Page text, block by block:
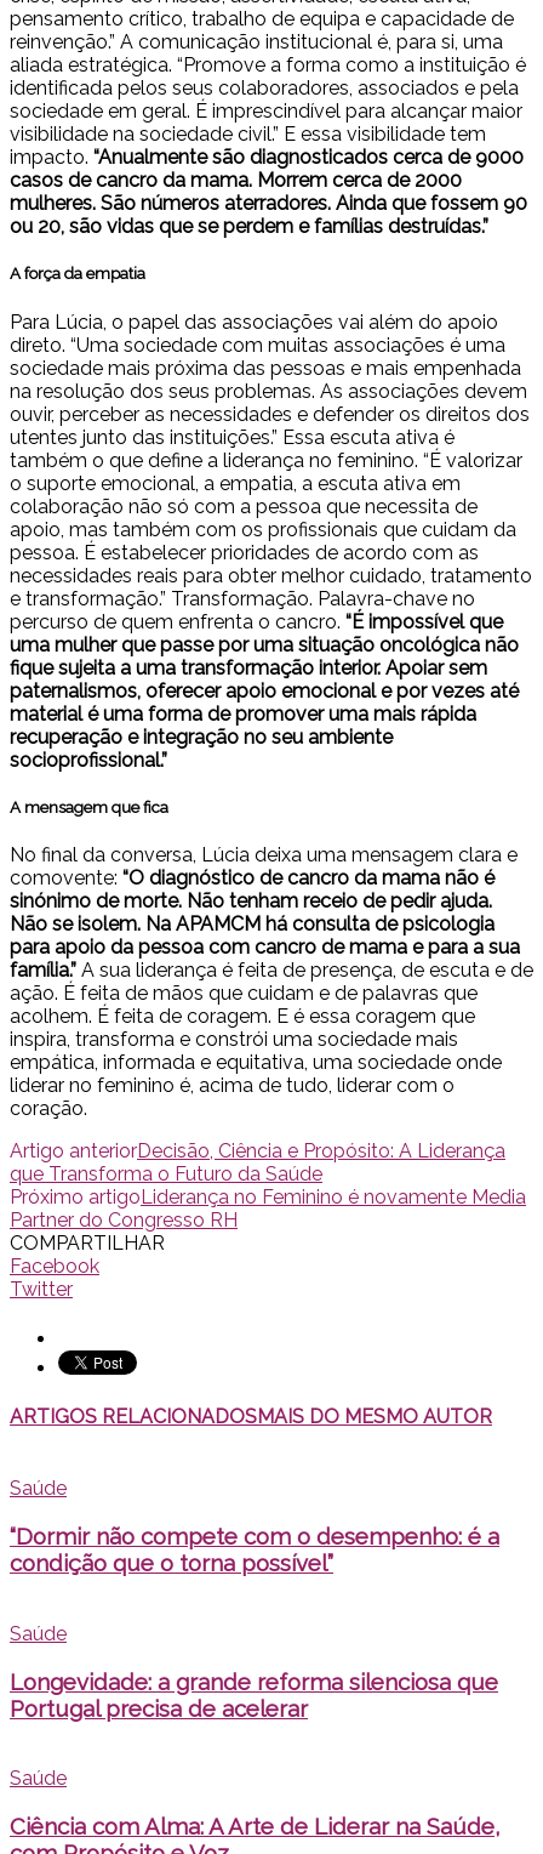
pensamento crítico, trabalho de equipa e capacidade de
reinvenção.” A comunicação institucional é, para si, uma
aliada estratégica. “Promove a forma como a instituição é
identificada pelos seus colaboradores, associados e pela
sociedade em geral. É imprescindível para alcançar maior
visibilidade na sociedade civil.” E essa visibilidade tem
impacto. “Anualmente são diagnosticados cerca de 9000
casos de cancro da mama. Morrem cerca de 2000
mulheres. São números aterradores. Ainda que fossem 90
ou 20, são vidas que se perdem e famílias destruídas.”
A força da empatia
Para Lúcia, o papel das associações vai além do apoio
direto. “Uma sociedade com muitas associações é uma
sociedade mais próxima das pessoas e mais empenhada
na resolução dos seus problemas. As associações devem
ouvir, perceber as necessidades e defender os direitos dos
utentes junto das instituições.” Essa escuta ativa é
também o que define a liderança no feminino. “É valorizar
o suporte emocional, a empatia, a escuta ativa em
colaboração não só com a pessoa que necessita de
apoio, mas também com os profissionais que cuidam da
pessoa. É estabelecer prioridades de acordo com as
necessidades reais para obter melhor cuidado, tratamento
e transformação.” Transformação. Palavra-chave no
percurso de quem enfrenta o cancro. “É impossível que
uma mulher que passe por uma situação oncológica não
fique sujeita a uma transformação interior. Apoiar sem
paternalismos, oferecer apoio emocional e por vezes até
material é uma forma de promover uma mais rápida
recuperação e integração no seu ambiente
socioprofissional.”
A mensagem que fica
No final da conversa, Lúcia deixa uma mensagem clara e
comovente: “O diagnóstico de cancro da mama não é
sinónimo de morte. Não tenham receio de pedir ajuda.
Não se isolem. Na APAMCM há consulta de psicologia
para apoio da pessoa com cancro de mama e para a sua
família.” A sua liderança é feita de presença, de escuta e de
ação. É feita de mãos que cuidam e de palavras que
acolhem. É feita de coragem. E é essa coragem que
inspira, transforma e constrói uma sociedade mais
empática, informada e equitativa, uma sociedade onde
liderar no feminino é, acima de tudo, liderar com o
coração.
Artigo anteriorDecisão, Ciência e Propósito: A Liderança
que Transforma o Futuro da Saúde
Próximo artigoLiderança no Feminino é novamente Media
Partner do Congresso RH
COMPARTILHAR
Facebook
Twitter
ARTIGOS RELACIONADOSMAIS DO MESMO AUTOR
Saúde
“Dormir não compete com o desempenho: é a
condição que o torna possível”
Saúde
Longevidade: a grande reforma silenciosa que
Portugal precisa de acelerar
Saúde
Ciência com Alma: A Arte de Liderar na Saúde,